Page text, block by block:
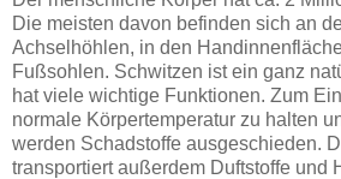
Die meisten davon befinden sich an
Achselhöhlen, in den
Fußsohlen. Schwitzen ist ein ganz
hat viele wichtige Funktionen. Zum
normale Körpertemperatur zu halten
werden Schadstoffe ausgeschieden.
transportiert außerdem Duftstoffe und